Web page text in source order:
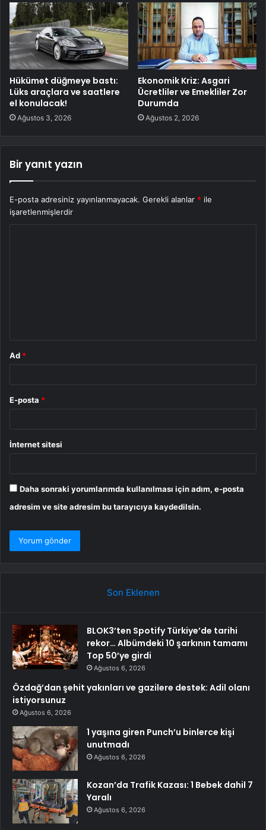
Hükümet düğmeye bastı:
Lüks araçlara ve saatlere
el konulacak!
Ağustos 3, 2026
Ekonomik Kriz: Asgari
Ücretliler ve Emekliler Zor
Durumda
Ağustos 2, 2026
Bir yanıt yazın
E-posta adresiniz yayınlanmayacak. Gerekli alanlar * ile
işaretlenmişlerdir
Ad *
E-posta *
İnternet sitesi
Daha sonraki yorumlarımda kullanılması için adım, e-posta
adresim ve site adresim bu tarayıcıya kaydedilsin.
Son Eklenen
BLOK3’ten Spotify Türkiye’de tarihi
rekor… Albümdeki 10 şarkının tamamı
Top 50’ye girdi
Ağustos 6, 2026
Özdağ’dan şehit yakınları ve gazilere destek: Adil olanı
istiyorsunuz
Ağustos 6, 2026
1 yaşına giren Punch’u binlerce kişi
unutmadı
Ağustos 6, 2026
Kozan’da Trafik Kazası: 1 Bebek dahil 7
Yaralı
Ağustos 6, 2026